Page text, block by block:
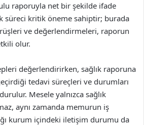
raporuyla net bir şekilde ifade
süreci kritik öneme sahiptir; burada
ve değerlendirmeleri, raporun
olur.
değerlendirirken, sağlık raporuna
tedavi süreçleri ve durumları
Mesele yalnızca sağlık
aynı zamanda memurun iş
kurum içindeki iletişim durumu da